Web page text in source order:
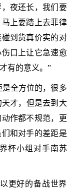
夜还长，我们要
上要踏上去菲律
到货真价实的对
口上让它急速愈
有的意义。”
全方位的，很多
才，但是去到大
作都不规范，更
和对手的差距是
杯小组对手南苏
更好的备战世界